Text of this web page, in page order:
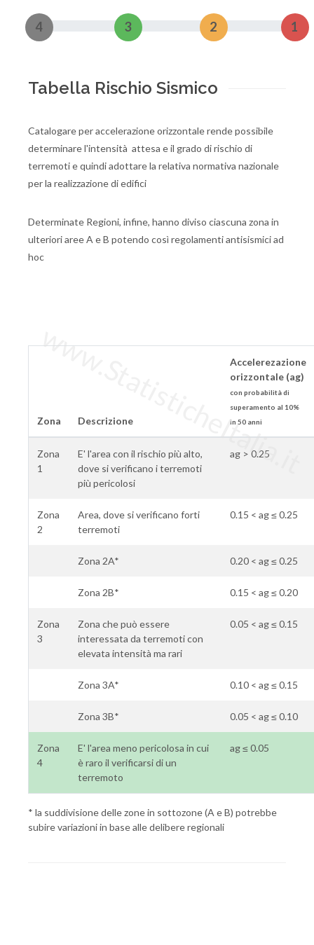
4 3 2 1
Tabella Rischio Sismico
Catalogare per accelerazione orizzontale rende possibile
determinare l'intensità attesa e il grado di rischio di
terremoti e quindi adottare la relativa normativa nazionale
per la realizzazione di edifici
Determinate Regioni, infine, hanno diviso ciascuna zona in
ulteriori aree A e B potendo così regolamenti antisismici ad
hoc
Zona Descrizione
Accelerezazione
orizzontale (ag)
con probabilità di
superamento al 10%
in 50 anni
Zona
1
E' l'area con il rischio più alto,
dove si verificano i terremoti
più pericolosi
ag > 0.25
Zona
2
Area, dove si verificano forti
terremoti
0.15 < ag ≤ 0.25
Zona 2A* 0.20 < ag ≤ 0.25
Zona 2B* 0.15 < ag ≤ 0.20
Zona
3
Zona che può essere
interessata da terremoti con
elevata intensità ma rari
0.05 < ag ≤ 0.15
Zona 3A* 0.10 < ag ≤ 0.15
Zona 3B* 0.05 < ag ≤ 0.10
Zona
4
E' l'area meno pericolosa in cui
è raro il verificarsi di un
terremoto
ag ≤ 0.05
www.StatisticheItalia.it
* la suddivisione delle zone in sottozone (A e B) potrebbe
subire variazioni in base alle delibere regionali